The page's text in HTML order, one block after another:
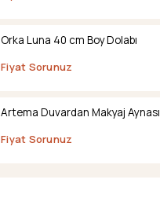
Orka Luna 40 cm Boy Dolabı
Fiyat Sorunuz
Artema Duvardan Makyaj Aynası
Fiyat Sorunuz